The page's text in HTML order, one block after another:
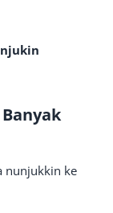
nunjukkin ke